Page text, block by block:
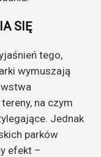
SIĘ
tego,
wymuszają
na czym
Jednak
parków
efekt –